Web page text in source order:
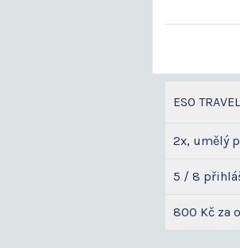
ESO
2x, umělý
5 / 8
800 Kč za